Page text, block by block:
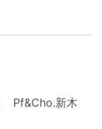
Pf&Cho.新木